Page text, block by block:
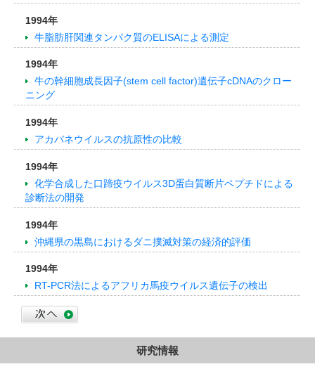
1994年
牛脂肪肝関連タンパク質のELISAによる測定
1994年
牛の幹細胞成長因子(stem cell factor)遺伝子cDNAのクロー
ニング
1994年
アカバネウイルスの抗原性の比較
1994年
化学合成した口蹄疫ウイルス3D蛋白質断片ペプチドによる
診断法の開発
1994年
沖縄県の黒島におけるダニ撲滅対策の経済的評価
1994年
RT-PCR法によるアフリカ馬疫ウイルス遺伝子の検出
研究情報